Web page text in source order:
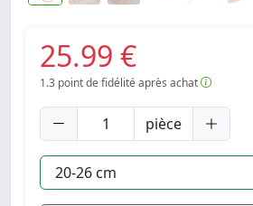
25.99 €
1.3 point de fidélité après achat
pièce